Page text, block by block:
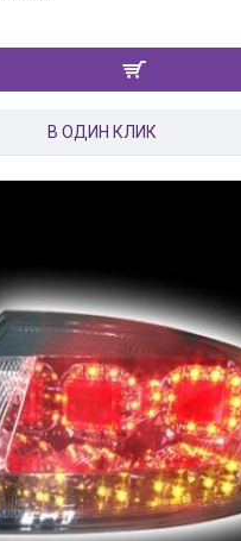
В ОДИН КЛИК